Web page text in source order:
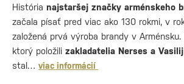
História najstaršej značky arménskeho
začala písať pred viac ako 130 rokmi, v
založená prvá výroba brandy v Arménsku.
ktorý položili zakladatelia Nerses a
stal… viac informácií